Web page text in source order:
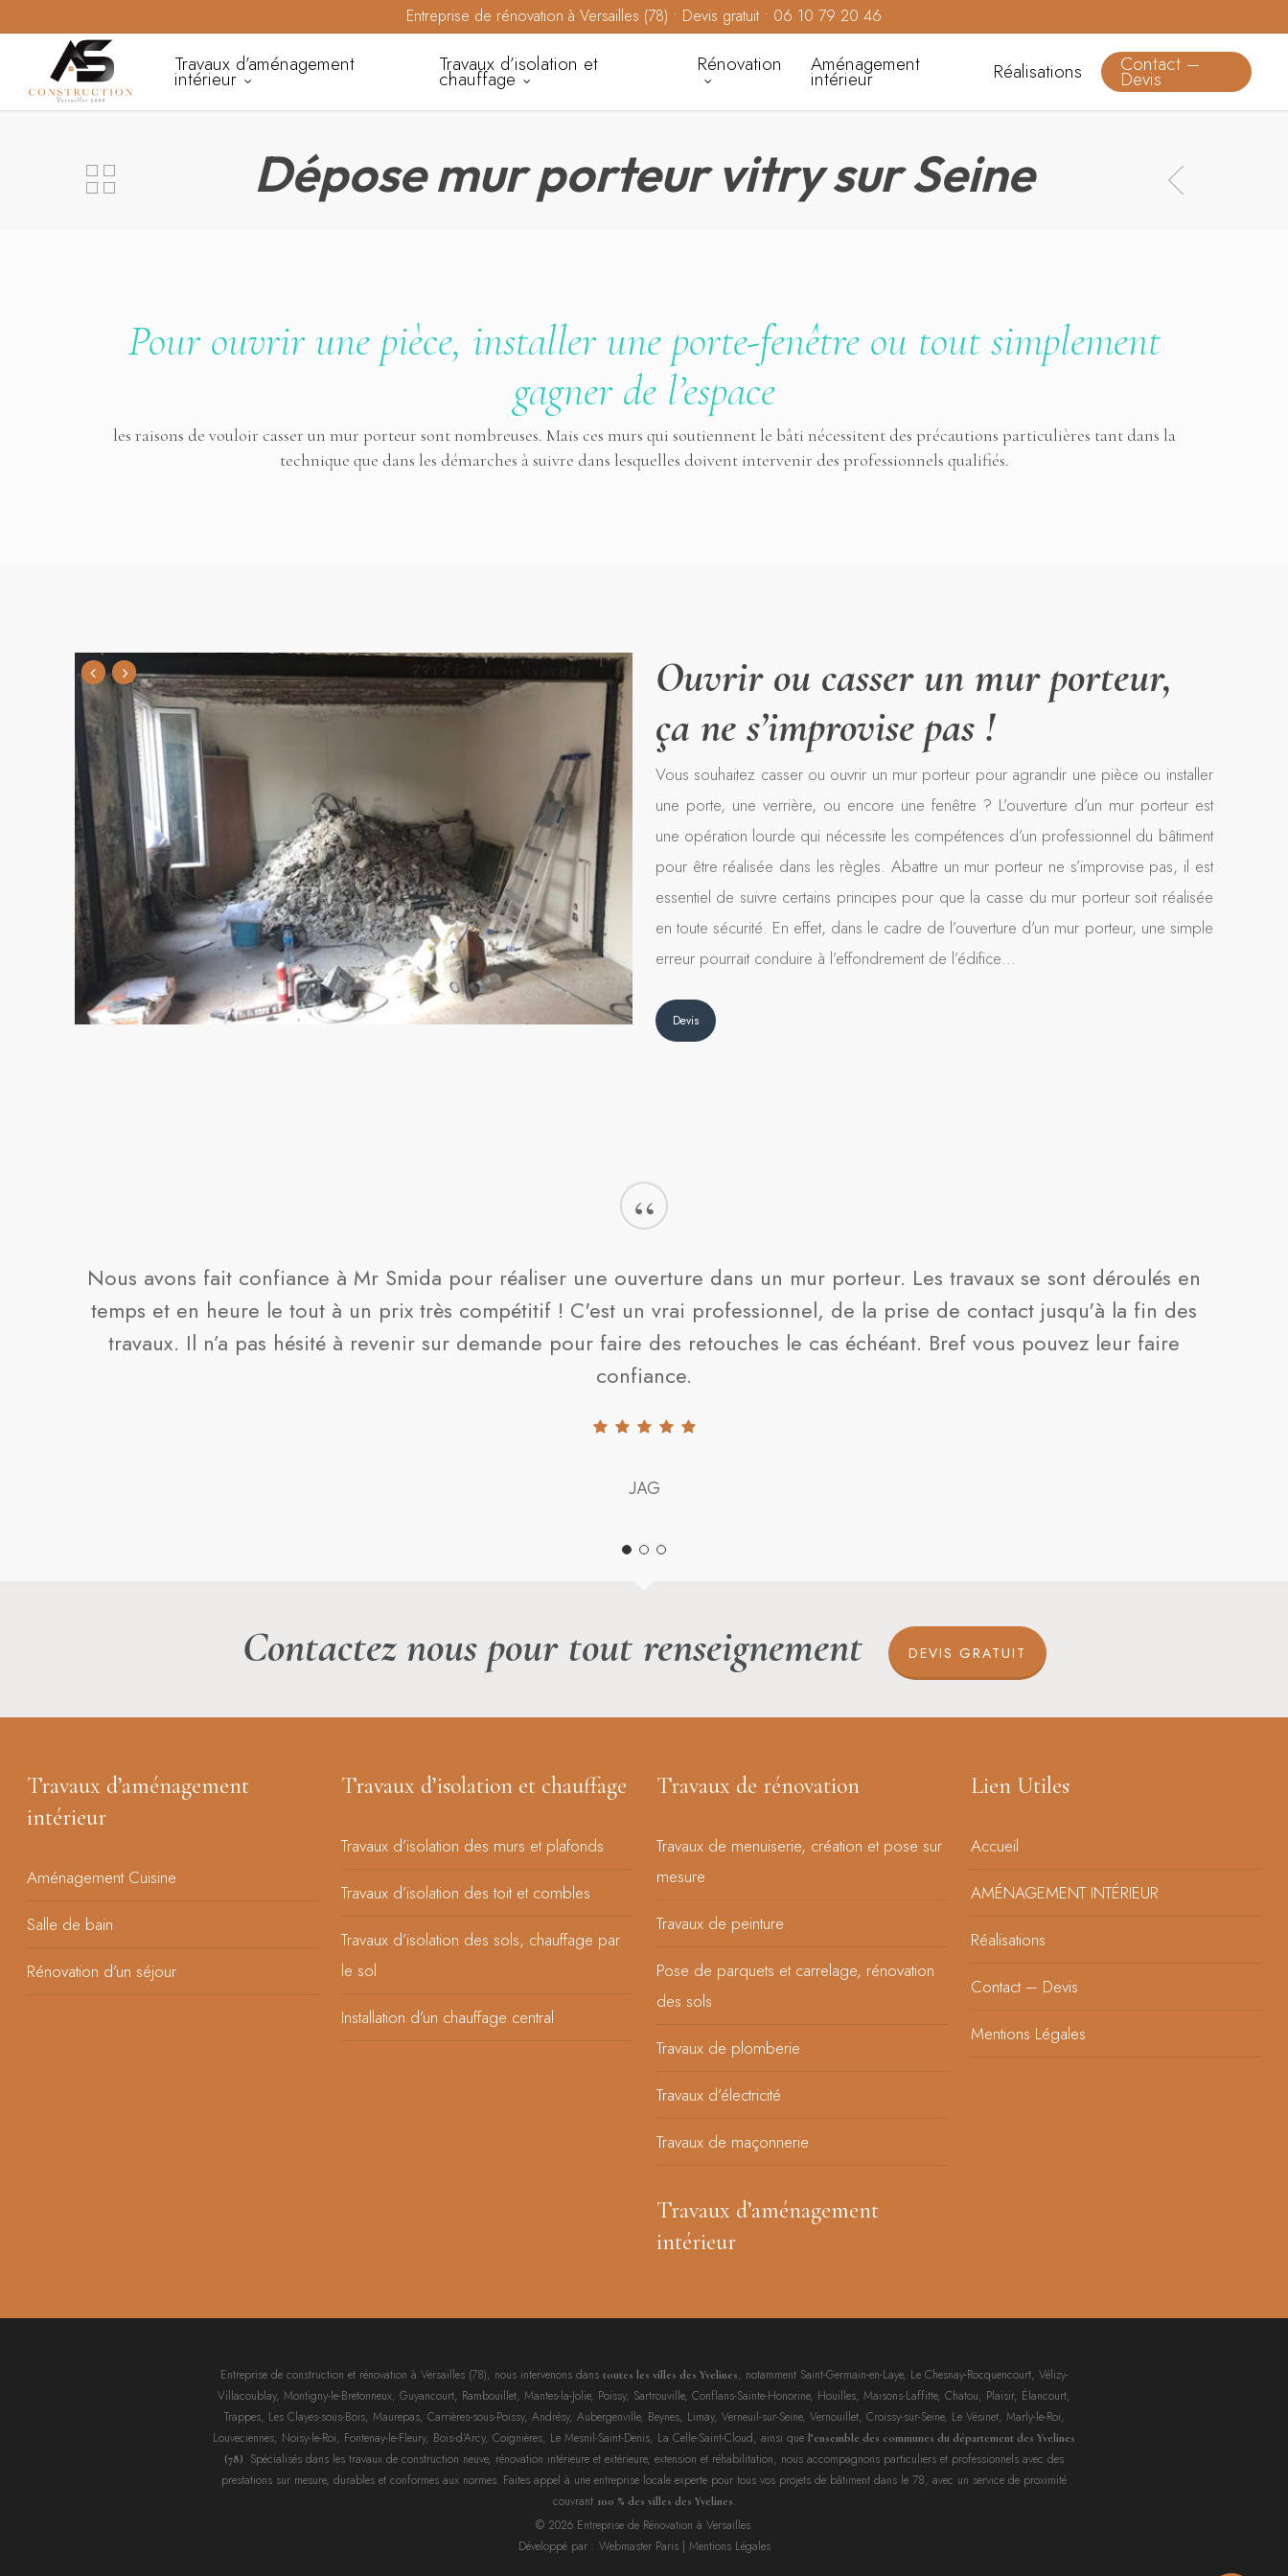
content
Entreprise de rénovation à Versailles (78) • Devis gratuit • 06 10 79 20 46
Travaux d’aménagement
intérieur
Travaux d’isolation et
chauffage
Rénovation Aménagement
intérieur Réalisations Contact –
Devis
Dépose mur porteur vitry sur Seine
Pour ouvrir une pièce, installer une porte-fenêtre ou tout simplement
gagner de l’espace
les raisons de vouloir casser un mur porteur sont nombreuses. Mais ces murs qui soutiennent le bâti nécessitent des précautions particulières tant dans la
technique que dans les démarches à suivre dans lesquelles doivent intervenir des professionnels qualifiés.
Ouvrir ou casser un mur porteur,
ça ne s’improvise pas !
Vous souhaitez casser ou ouvrir un mur porteur pour agrandir une pièce ou installer
une porte, une verrière, ou encore une fenêtre ? L’ouverture d’un mur porteur est
une opération lourde qui nécessite les compétences d’un professionnel du bâtiment
pour être réalisée dans les règles. Abattre un mur porteur ne s’improvise pas, il est
essentiel de suivre certains principes pour que la casse du mur porteur soit réalisée
en toute sécurité. En effet, dans le cadre de l’ouverture d’un mur porteur, une simple
erreur pourrait conduire à l’effondrement de l’édifice…
Devis
“
Nous avons fait confiance à Mr Smida pour réaliser une ouverture dans un mur porteur. Les travaux se sont déroulés en
temps et en heure le tout à un prix très compétitif ! C'est un vrai professionnel, de la prise de contact jusqu'à la fin des
travaux. Il n’a pas hésité à revenir sur demande pour faire des retouches le cas échéant. Bref vous pouvez leur faire
confiance.
JAG
Contactez nous pour tout renseignement DEVIS GRATUIT
Travaux d’aménagement
intérieur
Aménagement Cuisine
Salle de bain
Rénovation d’un séjour
Travaux d’isolation et chauffage
Travaux d’isolation des murs et plafonds
Travaux d’isolation des toit et combles
Travaux d’isolation des sols, chauffage par
le sol
Installation d’un chauffage central
Travaux de rénovation
Travaux de menuiserie, création et pose sur
mesure
Travaux de peinture
Pose de parquets et carrelage, rénovation
des sols
Travaux de plomberie
Travaux d’électricité
Travaux de maçonnerie
Travaux d’aménagement
intérieur
Lien Utiles
Accueil
AMÉNAGEMENT INTÉRIEUR
Réalisations
Contact – Devis
Mentions Légales
Entreprise de construction et rénovation à Versailles (78), nous intervenons dans toutes les villes des Yvelines, notamment Saint-Germain-en-Laye, Le Chesnay-Rocquencourt, Vélizy-
Villacoublay, Montigny-le-Bretonneux, Guyancourt, Rambouillet, Mantes-la-Jolie, Poissy, Sartrouville, Conflans-Sainte-Honorine, Houilles, Maisons-Laffitte, Chatou, Plaisir, Élancourt,
Trappes, Les Clayes-sous-Bois, Maurepas, Carrières-sous-Poissy, Andrésy, Aubergenville, Beynes, Limay, Verneuil-sur-Seine, Vernouillet, Croissy-sur-Seine, Le Vésinet, Marly-le-Roi,
Louveciennes, Noisy-le-Roi, Fontenay-le-Fleury, Bois-d’Arcy, Coignières, Le Mesnil-Saint-Denis, La Celle-Saint-Cloud, ainsi que l’ensemble des communes du département des Yvelines
(78). Spécialisés dans les travaux de construction neuve, rénovation intérieure et extérieure, extension et réhabilitation, nous accompagnons particuliers et professionnels avec des
prestations sur mesure, durables et conformes aux normes. Faites appel à une entreprise locale experte pour tous vos projets de bâtiment dans le 78, avec un service de proximité
couvrant 100 % des villes des Yvelines.
© 2026 Entreprise de Rénovation à Versailles.
Développé par : Webmaster Paris| Mentions Légales